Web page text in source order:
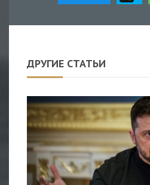
ДРУГИЕ СТАТЬИ